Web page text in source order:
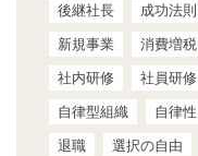
後継社長
成功法則
新規事業
消費増税
社内研修
社員研修
自律型組織
自律性
退職
選択の自由